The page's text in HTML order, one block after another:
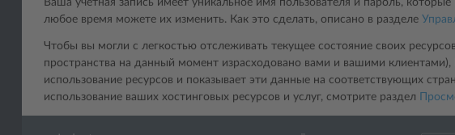
любое время можете их изменить. Как это сделать, описано в разделе
Чтобы вы могли с легкостью отслеживать текущее состояние своих
пространства на данный момент израсходовано вами и вашими клиентами),
использование ресурсов и показывает эти данные на соответствующих
использование ваших хостинговых ресурсов и услуг, смотрите раздел